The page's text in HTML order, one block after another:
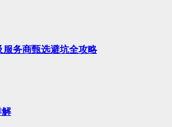
务商甄选避坑全攻略
解